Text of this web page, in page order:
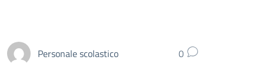
Personale scolastico 0